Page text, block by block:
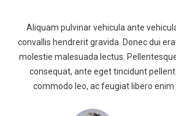
Aliquam pulvinar vehicula ante
convallis hendrerit gravida. Donec dui
molestie malesuada lectus.
consequat, ante eget tincidunt
commodo leo, ac feugiat libero